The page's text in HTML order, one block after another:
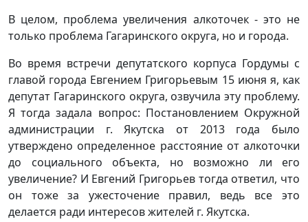
В целом, проблема увеличения алкоточек - это не
только проблема Гагаринского округа, но и города.
Во время встречи депутатского корпуса Гордумы с
главой города Евгением Григорьевым 15 июня я, как
депутат Гагаринского округа, озвучила эту проблему.
Я тогда задала вопрос: Постановлением Окружной
администрации г. Якутска от 2013 года было
утверждено определенное расстояние от алкоточки
до социального объекта, но возможно ли его
увеличение? И Евгений Григорьев тогда ответил, что
он тоже за ужесточение правил, ведь все это
делается ради интересов жителей г. Якутска.